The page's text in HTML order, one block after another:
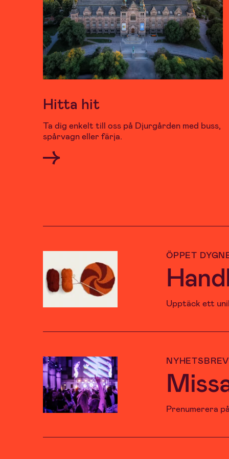
Hitta hit
Ta dig enkelt till oss på Djurgården med buss,
spårvagn eller färja.
ÖPPET
Upptäck ett
NYHETSBREV
Prenumerera